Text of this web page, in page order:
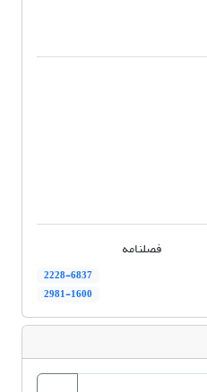
فصلنامه
2228-6837
2981-1600